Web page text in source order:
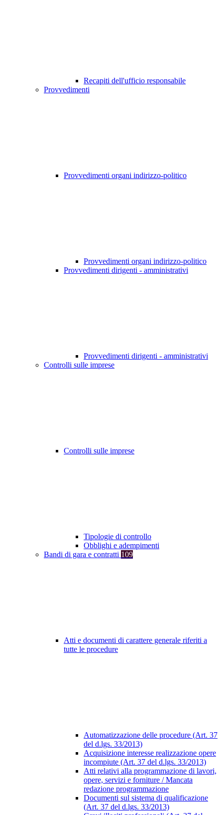
Recapiti dell'ufficio responsabile
Provvedimenti
Provvedimenti organi indirizzo-politico
Provvedimenti organi indirizzo-politico
Provvedimenti dirigenti - amministrativi
Provvedimenti dirigenti - amministrativi
Controlli sulle imprese
Controlli sulle imprese
Tipologie di controllo
Obblighi e adempimenti
Bandi di gara e contratti 109
Atti e documenti di carattere generale riferiti a
tutte le procedure
Automatizzazione delle procedure (Art. 37
del d.lgs. 33/2013)
Acquisizione interesse realizzazione opere
incompiute (Art. 37 del d.lgs. 33/2013)
Atti relativi alla programmazione di lavori,
opere, servizi e forniture / Mancata
redazione programmazione
Documenti sul sistema di qualificazione
(Art. 37 del d.lgs. 33/2013)